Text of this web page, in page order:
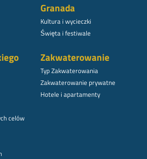
Granada
Kultura i wycieczki
Święta i festiwale
celów
Zakwaterowanie
Typ Zakwaterowania
Zakwaterowanie prywatne
Hotele i apartamenty